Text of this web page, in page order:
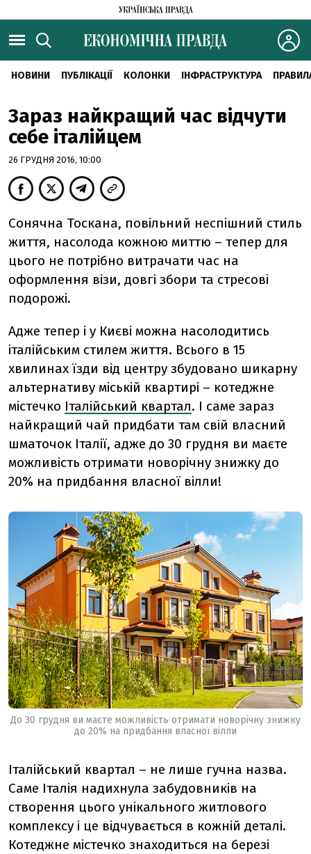
НОВИНИ ПУБЛІКАЦІЇ КОЛОНКИ ІНФРАСТРУКТУРА
Зараз найкращий час відчути
себе італійцем
26 ГРУДНЯ 2016, 10:00
Сонячна Тоскана, повільний неспішний стиль
життя, насолода кожною миттю – тепер для
цього не потрібно витрачати час на
оформлення візи, довгі збори та стресові
подорожі.
Адже тепер і у Києві можна насолодитись
італійським стилем життя. Всього в 15
хвилинах їзди від центру збудовано шикарну
альтернативу міській квартирі – котеджне
містечко Італійський квартал. І саме зараз
найкращий чай придбати там свій власний
шматочок Італії, адже до 30 грудня ви маєте
можливість отримати новорічну знижку до
20% на придбання власної вілли!
До 30 грудня ви маєте можливість отримати новорічну знижку
до 20% на придбання власної вілли
Італійський квартал – не лише гучна назва.
Саме Італія надихнула забудовників на
створення цього унікального житлового
комплексу і це відчувається в кожній деталі.
Котеджне містечко знаходиться на березі